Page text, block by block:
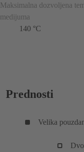
Maksimalna dozvoljena
medijuma
140 °C
Prednosti
Velika